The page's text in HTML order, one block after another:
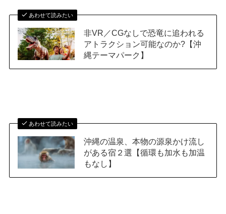
あわせて読みたい
非VR／CGなしで恐竜に追われる
アトラクション可能なのか?【沖
縄テーマパーク】
あわせて読みたい
沖縄の温泉、本物の源泉かけ流し
がある宿２選【循環も加水も加温
もなし】